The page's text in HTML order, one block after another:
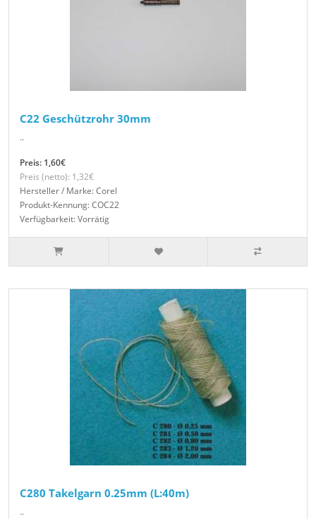
C22 Geschützrohr 30mm
..
Preis: 1,60€
Preis (netto): 1,32€
Hersteller / Marke: Corel
Produkt-Kennung: COC22
Verfügbarkeit: Vorrätig
C280 Takelgarn 0.25mm (L:40m)
..